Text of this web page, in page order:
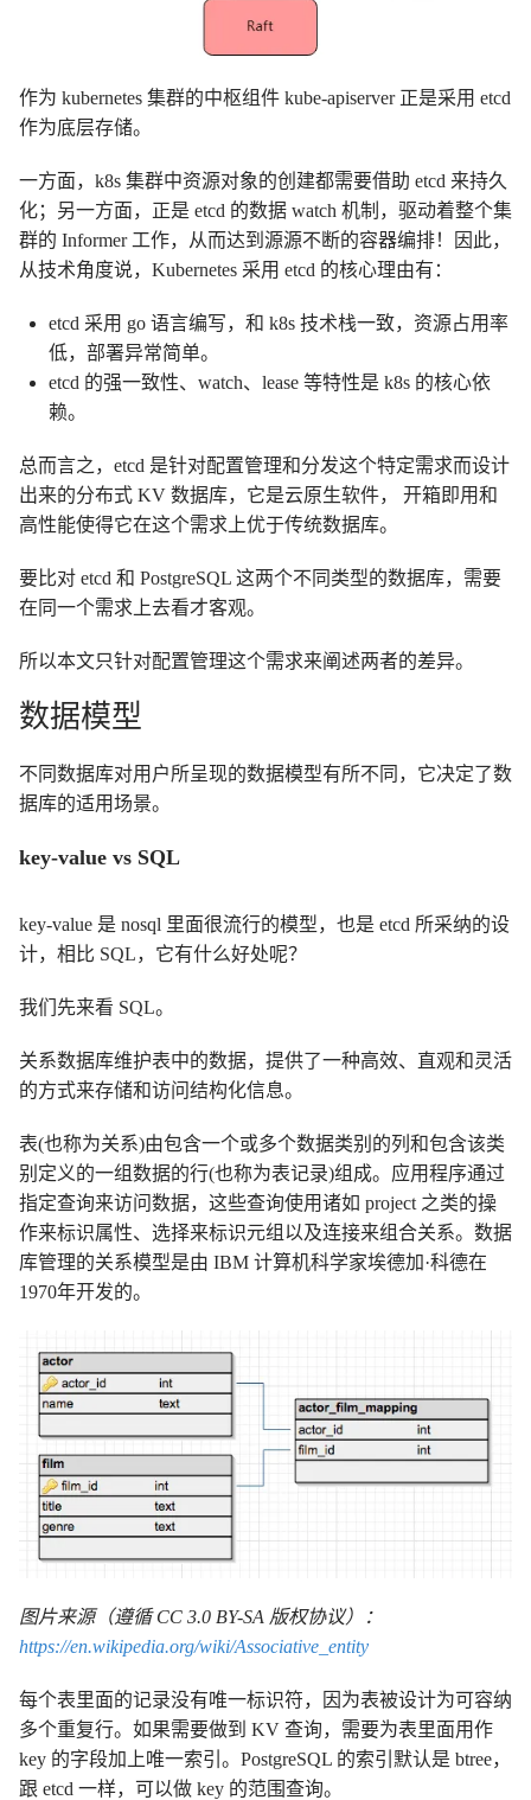
作为 kubernetes 集群的中枢组件 kube-apiserver 正是采用 etcd
作为底层存储。
一方面，k8s 集群中资源对象的创建都需要借助 etcd 来持久
化；另一方面，正是 etcd 的数据 watch 机制，驱动着整个集
群的 Informer 工作，从而达到源源不断的容器编排！因此，
从技术角度说，Kubernetes 采用 etcd 的核心理由有：
etcd 采用 go 语言编写，和 k8s 技术栈一致，资源占用率
低，部署异常简单。
etcd 的强一致性、watch、lease 等特性是 k8s 的核心依
赖。
总而言之，etcd 是针对配置管理和分发这个特定需求而设计
出来的分布式 KV 数据库，它是云原生软件， 开箱即用和
高性能使得它在这个需求上优于传统数据库。
要比对 etcd 和 PostgreSQL 这两个不同类型的数据库，需要
在同一个需求上去看才客观。
所以本文只针对配置管理这个需求来阐述两者的差异。
数据模型
不同数据库对用户所呈现的数据模型有所不同，它决定了数
据库的适用场景。
key-value vs SQL
key-value 是 nosql 里面很流行的模型，也是 etcd 所采纳的设
计，相比 SQL，它有什么好处呢？
我们先来看 SQL。
关系数据库维护表中的数据，提供了一种高效、直观和灵活
的方式来存储和访问结构化信息。
表(也称为关系)由包含一个或多个数据类别的列和包含该类
别定义的一组数据的行(也称为表记录)组成。应用程序通过
指定查询来访问数据，这些查询使用诸如 project 之类的操
作来标识属性、选择来标识元组以及连接来组合关系。数据
库管理的关系模型是由 IBM 计算机科学家埃德加·科德在
1970年开发的。
图片来源（遵循 CC 3.0 BY-SA 版权协议）：
https://en.wikipedia.org/wiki/Associative_entity
每个表里面的记录没有唯一标识符，因为表被设计为可容纳
多个重复行。如果需要做到 KV 查询，需要为表里面用作
key 的字段加上唯一索引。PostgreSQL 的索引默认是 btree，
跟 etcd 一样，可以做 key 的范围查询。